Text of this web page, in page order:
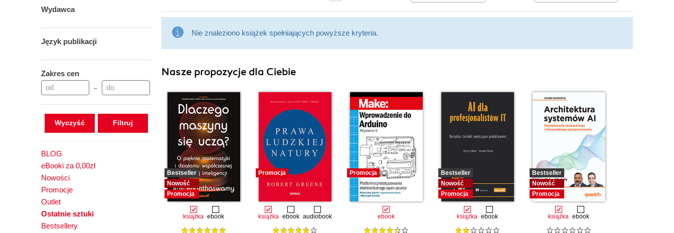
Wydawca
Język publikacji
Zakres cen
–
Wyczyść
BLOG
eBooki za 0,00zł
Nowości
Promocje
Outlet
Ostatnie sztuki
Bestsellery
Nie znaleziono książek spełniających powyższe kryteria.
Nasze propozycje dla Ciebie
Bestseller
Nowość
Promocja
książka ebook
Promocja
książka ebook audiobook
Promocja
ebook
Bestseller
Nowość
Promocja
książka ebook
Bestseller
Nowość
Promocja
książka ebook